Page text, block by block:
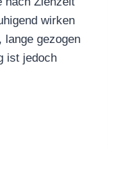
wirken
lange gezogen
ist jedoch